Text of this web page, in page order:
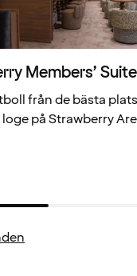
Members’ Suite
från de bästa
på Strawberry